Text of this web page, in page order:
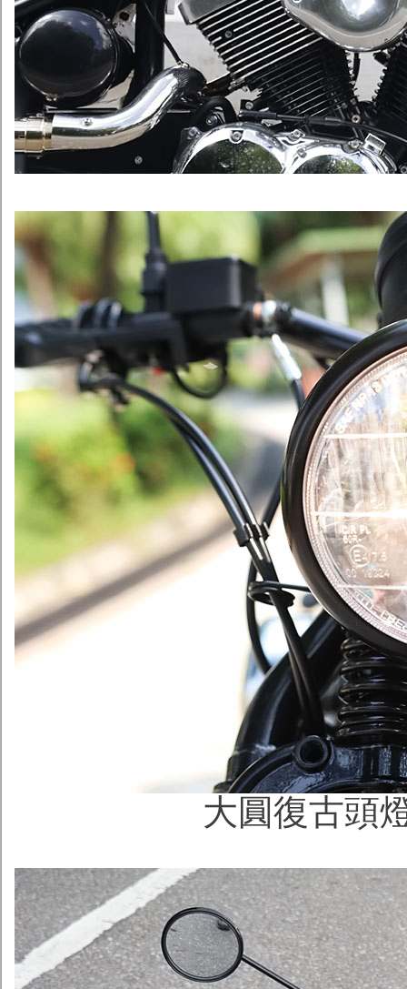
大圓復古頭